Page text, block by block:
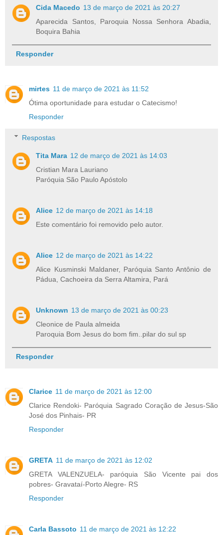
Cida Macedo 13 de março de 2021 às 20:27
Aparecida Santos, Paroquia Nossa Senhora Abadia,
Boquira Bahia
Responder
mirtes 11 de março de 2021 às 11:52
Ótima oportunidade para estudar o Catecismo!
Responder
Respostas
Tita Mara 12 de março de 2021 às 14:03
Cristian Mara Lauriano
Paróquia São Paulo Apóstolo
Alice 12 de março de 2021 às 14:18
Este comentário foi removido pelo autor.
Alice 12 de março de 2021 às 14:22
Alice Kusminski Maldaner, Paróquia Santo Antônio de
Pádua, Cachoeira da Serra Altamira, Pará
Unknown 13 de março de 2021 às 00:23
Cleonice de Paula almeida
Paroquia Bom Jesus do bom fim..pilar do sul sp
Responder
Clarice 11 de março de 2021 às 12:00
Clarice Rendoki- Paróquia Sagrado Coração de Jesus-São
José dos Pinhais- PR
Responder
GRETA 11 de março de 2021 às 12:02
GRETA VALENZUELA- paróquia São Vicente pai dos
pobres- Gravataí-Porto Alegre- RS
Responder
Carla Bassoto 11 de março de 2021 às 12:22